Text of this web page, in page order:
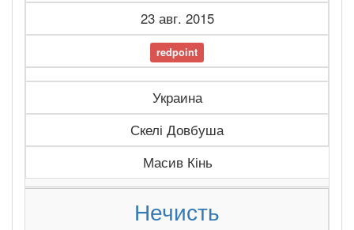
23 авг. 2015
redpoint
Украина
Скелі Довбуша
Масив Кінь
Нечисть